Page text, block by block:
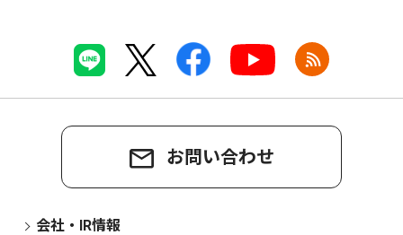
お問い合わせ
会社・IR情報